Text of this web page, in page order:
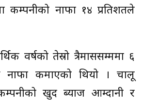
कम्पनीको नाफा १४ प्रतिशतले
वर्षको तेस्रो त्रैमाससम्ममा ६
कमाएको थियो । चालू
खुद ब्याज आम्दानी र